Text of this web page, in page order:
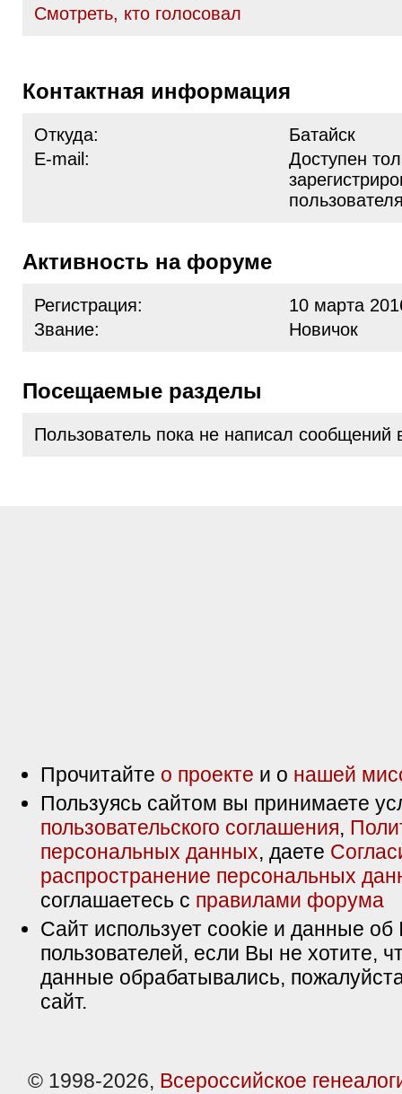
Cмотреть, кто голосовал
Контактная информация
Откуда:
Батайск
E-mail:
Доступен
Активность на форуме
Регистрация:
10 марта
Звание:
Новичок
Посещаемые разделы
Пользователь пока не написал сообщений
Прочитайте о проекте и о нашей
Пользуясь сайтом вы принимаете
пользовательского соглашения,
персональных данных, даете
распространение персональных
соглашаетесь с правилами форума
Сайт использует cookie и данные об
пользователей, если Вы не хотите,
данные обрабатывались,
сайт.
© 1998-2026, Всероссийское